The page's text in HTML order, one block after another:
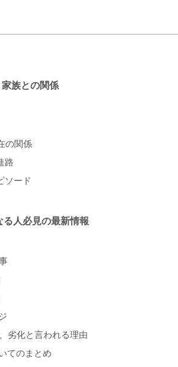
族との関係
の関係
路
ソード
人必見の最新情報
劣化と言われる理由
てのまとめ